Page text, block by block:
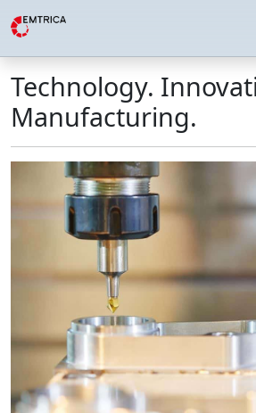
Technology.
Manufacturing.